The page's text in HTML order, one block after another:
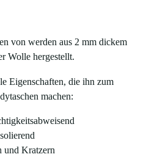
von werden aus 2 mm dickem
Wolle hergestellt.
Eigenschaften, die ihn zum
machen:
und Kratzern